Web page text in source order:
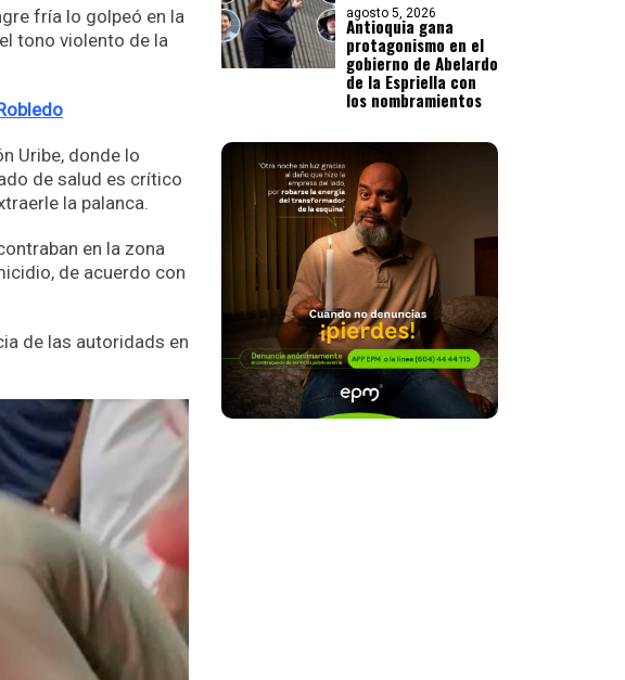
fría lo golpeó en la
tono violento de la
Uribe, donde lo
de salud es crítico
la palanca.
en la zona
de acuerdo con
de las autoridads en
agosto 5, 2026
Antioquia gana
protagonismo en el
gobierno de Abelardo
de la Espriella con
los nombramientos